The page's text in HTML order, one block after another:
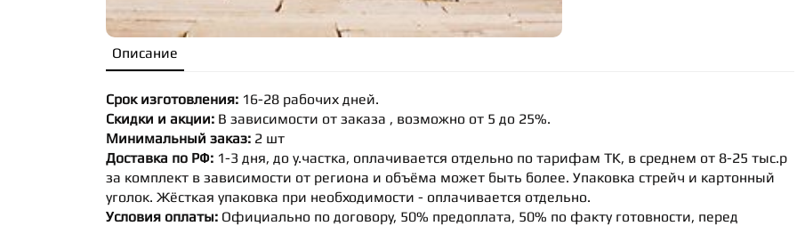
Описание
Срок изготовления: 16-28 рабочих дней.
Скидки и акции: В зависимости от заказа , возможно от 5 до 25%.
Минимальный заказ: 2 шт
Доставка по РФ: 1-3 дня, до у.частка, оплачивается отдельно по тарифам ТК, в среднем от 8-25 тыс.р
за комплект в зависимости от региона и объёма может быть более. Упаковка стрейч и картонный
уголок. Жёсткая упаковка при необходимости - оплачивается отдельно.
Условия оплаты: Официально по договору, 50% предоплата, 50% по факту готовности, перед